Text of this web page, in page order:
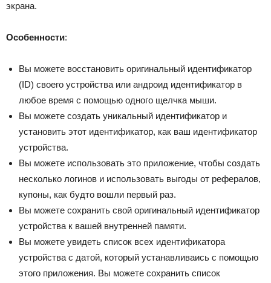
экрана.
Особенности:
Вы можете восстановить оригинальный идентификатор
(ID) своего устройства или андроид идентификатор в
любое время с помощью одного щелчка мыши.
Вы можете создать уникальный идентификатор и
установить этот идентификатор, как ваш идентификатор
устройства.
Вы можете использовать это приложение, чтобы создать
несколько логинов и использовать выгоды от рефералов,
купоны, как будто вошли первый раз.
Вы можете сохранить свой оригинальный идентификатор
устройства к вашей внутренней памяти.
Вы можете увидеть список всех идентификатора
устройства с датой, который устанавливаись с помощью
этого приложения. Вы можете сохранить список